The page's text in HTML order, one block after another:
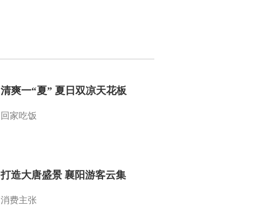
清爽一“夏” 夏日双凉天花板
回家吃饭
打造大唐盛景 襄阳游客云集
消费主张